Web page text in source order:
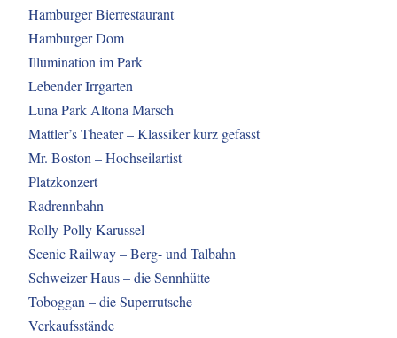
Hamburger Bierrestaurant
Hamburger Dom
Illumination im Park
Lebender Irrgarten
Luna Park Altona Marsch
Mattler’s Theater – Klassiker kurz gefasst
Mr. Boston – Hochseilartist
Platzkonzert
Radrennbahn
Rolly-Polly Karussel
Scenic Railway – Berg- und Talbahn
Schweizer Haus – die Sennhütte
Toboggan – die Superrutsche
Verkaufsstände